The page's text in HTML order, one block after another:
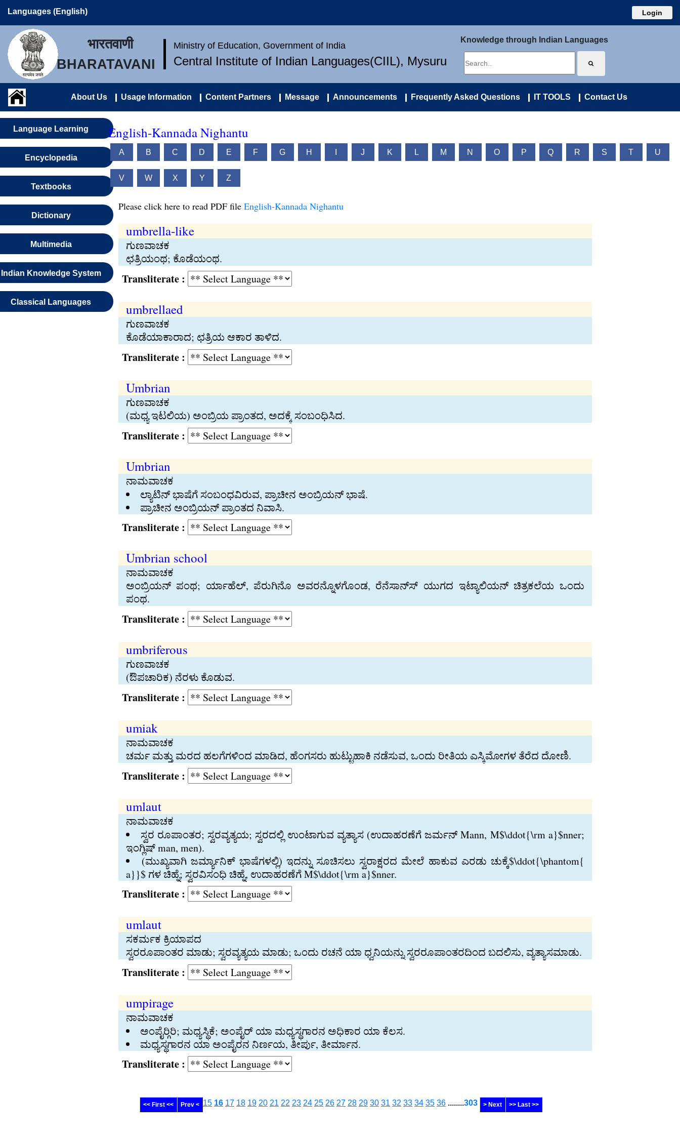
Languages (English) Login
भारतवाणी
BHARATAVANI
Ministry of Education, Government of India
Central Institute of Indian Languages(CIIL), Mysuru
Knowledge through Indian Languages
About Us Usage Information Content Partners Message Announcements Frequently Asked Questions IT TOOLS Contact Us
Language Learning
Encyclopedia
Textbooks
Dictionary
Multimedia
Indian Knowledge System
Classical Languages
English-Kannada Nighantu
A B C D E F G H J K L M N O P Q R S T U
V W X Y Z
Please click here to read PDF file English-Kannada Nighantu
umbrella-like
ಗುಣವಾಚಕ
ಛತ್ರಿಯಂಥ; ಕೊಡೆಯಂಥ.
Transliterate :
umbrellaed
ಗುಣವಾಚಕ
ಕೊಡೆಯಾಕಾರಾದ; ಛತ್ರಿಯ ಆಕಾರ ತಾಳಿದ.
Transliterate :
Umbrian
ಗುಣವಾಚಕ
(ಮಧ್ಯ ಇಟಲಿಯ) ಅಂಬ್ರಿಯ ಪ್ರಾಂತದ, ಅದಕ್ಕೆ ಸಂಬಂಧಿಸಿದ.
Transliterate :
Umbrian
ನಾಮವಾಚಕ
ಲ್ಯಾಟಿನ್‍ ಭಾಷೆಗೆ ಸಂಬಂಧವಿರುವ, ಪ್ರಾಚೀನ ಅಂಬ್ರಿಯನ್‍ ಭಾಷೆ.
ಪ್ರಾಚೀನ ಅಂಬ್ರಿಯನ್‍ ಪ್ರಾಂತದ ನಿವಾಸಿ.
Transliterate :
Umbrian school
ನಾಮವಾಚಕ
ಅಂಬ್ರಿಯನ್‍ ಪಂಥ; ರ್ಯಾಹೆಲ್‍, ಪೆರುಗಿನೊ ಅವರನ್ನೊಳಗೊಂಡ, ರೆನೆಸಾನ್ಸ್‍ ಯುಗದ ಇಟ್ಯಾಲಿಯನ್‍ ಚಿತ್ರಕಲೆಯ ಒಂದು
ಪಂಥ.
Transliterate :
umbriferous
ಗುಣವಾಚಕ
(ಔಪಚಾರಿಕ) ನೆರಳು ಕೊಡುವ.
Transliterate :
umiak
ನಾಮವಾಚಕ
ಚರ್ಮ ಮತ್ತು ಮರದ ಹಲಗೆಗಳಿಂದ ಮಾಡಿದ, ಹೆಂಗಸರು ಹುಟ್ಟುಹಾಕಿ ನಡೆಸುವ, ಒಂದು ರೀತಿಯ ಎಸ್ಕಿಮೋಗಳ ತೆರೆದ ದೋಣಿ.
Transliterate :
umlaut
ನಾಮವಾಚಕ
ಸ್ವರ ರೂಪಾಂತರ; ಸ್ವರವ್ಯತ್ಯಯ; ಸ್ವರದಲ್ಲಿ ಉಂಟಾಗುವ ವ್ಯತ್ಯಾಸ (ಉದಾಹರಣೆಗೆ ಜರ್ಮನ್‍ Mann, M$\ddot{\rm a}$nner;
ಇಂಗ್ಲಿಷ್‍ man, men).
(ಮುಖ್ಯವಾಗಿ ಜರ್ಮ್ಯಾನಿಕ್‍ ಭಾಷೆಗಳಲ್ಲಿ) ಇದನ್ನು ಸೂಚಿಸಲು ಸ್ವರಾಕ್ಷರದ ಮೇಲೆ ಹಾಕುವ ಎರಡು ಚುಕ್ಕೆ$\ddot{\phantom{
a}}$ ಗಳ ಚಿಹ್ನೆ; ಸ್ವರವಿಸಂಧಿ ಚಿಹ್ನೆ, ಉದಾಹರಣೆಗೆ M$\ddot{\rm a}$nner.
Transliterate :
umlaut
ಸಕರ್ಮಕ ಕ್ರಿಯಾಪದ
ಸ್ವರರೂಪಾಂತರ ಮಾಡು; ಸ್ವರವ್ಯತ್ಯಯ ಮಾಡು; ಒಂದು ರಚನೆ ಯಾ ಧ್ವನಿಯನ್ನು ಸ್ವರರೂಪಾಂತರದಿಂದ ಬದಲಿಸು, ವ್ಯತ್ಯಾಸಮಾಡು.
Transliterate :
umpirage
ನಾಮವಾಚಕ
ಅಂಪೈರ್‍ಗಿರಿ; ಮಧ್ಯಸ್ಥಿಕೆ; ಅಂಪೈರ್‍ ಯಾ ಮಧ್ಯಸ್ಥಗಾರನ ಅಧಿಕಾರ ಯಾ ಕೆಲಸ.
ಮಧ್ಯಸ್ಥಗಾರನ ಯಾ ಅಂಪೈರನ ನಿರ್ಣಯ, ತೀರ್ಪು, ತೀರ್ಮಾನ.
Transliterate :
<< First << Prev < 15 16 17 18 19 20 21 22 23 24 25 26 27 28 29 30 31 32 33 34 35 36 ........303 > Next >> Last >>